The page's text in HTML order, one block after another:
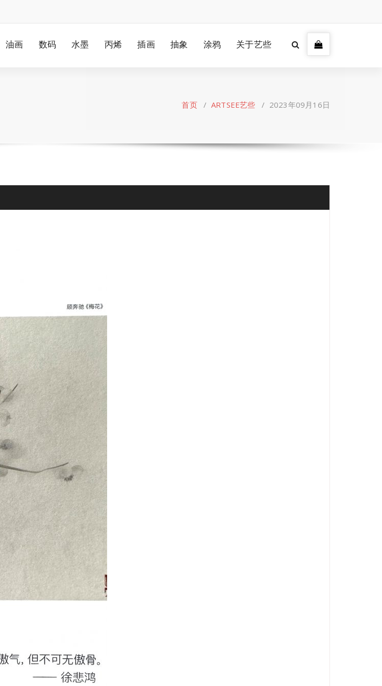
油画 数码 水墨 丙烯 插画 抽象 涂鸦 关于艺些
首页/ ARTSEE艺些 / 2023年09月16日